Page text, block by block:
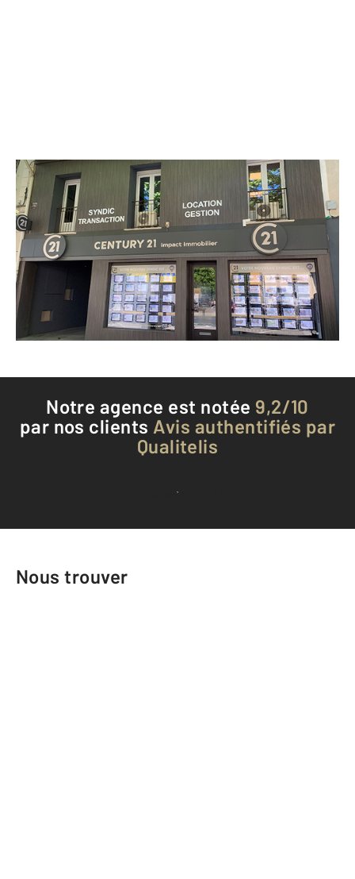
CENTURY 21 Impact Immobilier
18 avenue du Général de Gaulle
ALES - 30100
Envoyer un message
Téléphoner à l'agence
Notre agence est notée 9,2/10
par nos clients Avis authentifiés par
Qualitelis
Voir tous les avis clients
Nous trouver